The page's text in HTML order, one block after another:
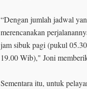
“Dengan jumlah jadwal
merencanakan
jam sibuk pagi (pukul
19.00 Wib)," Joni
Sementara itu, untuk